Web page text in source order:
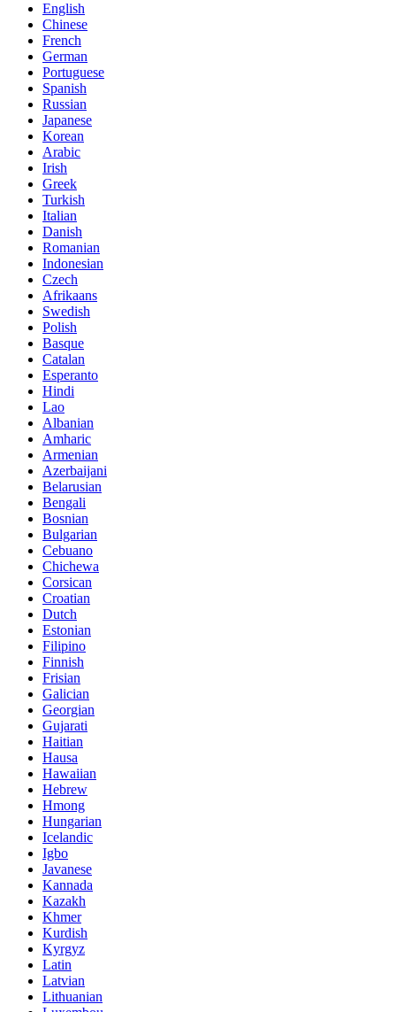
English
Chinese
French
German
Portuguese
Spanish
Russian
Japanese
Korean
Arabic
Irish
Greek
Turkish
Italian
Danish
Romanian
Indonesian
Czech
Afrikaans
Swedish
Polish
Basque
Catalan
Esperanto
Hindi
Lao
Albanian
Amharic
Armenian
Azerbaijani
Belarusian
Bengali
Bosnian
Bulgarian
Cebuano
Chichewa
Corsican
Croatian
Dutch
Estonian
Filipino
Finnish
Frisian
Galician
Georgian
Gujarati
Haitian
Hausa
Hawaiian
Hebrew
Hmong
Hungarian
Icelandic
Igbo
Javanese
Kannada
Kazakh
Khmer
Kurdish
Kyrgyz
Latin
Latvian
Lithuanian